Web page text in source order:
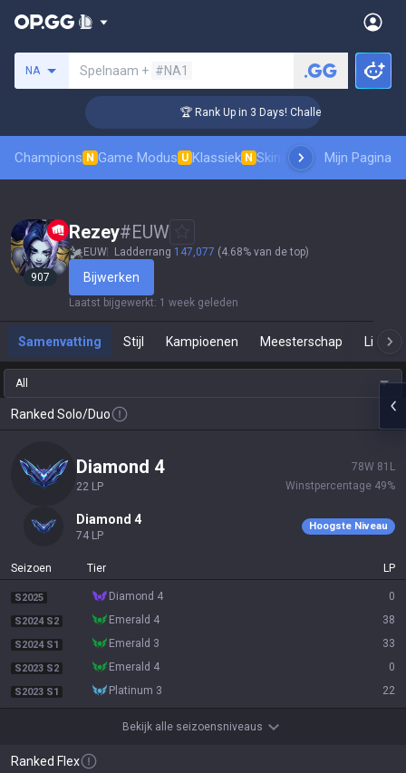
NA Spelnaam + #NA1
🏆 Rank Up in 3 Days! Challenger Coaching
Champions N Game Modus U Klassiek N SkinsranglijstMijn Pagina
907
Rezey#EUW
EUW Ladderrang 147,077 (4.68% van de top)
Bijwerken
Laatst bijgewerkt: 1 week geleden
Samenvatting Stijl Kampioenen Meesterschap Live
All
Ranked Solo/Duo
diamond 4
22 LP
78W 81 L
Winstpercentage 49%
diamond 4
74 LP
Hoogste Niveau
Seizoen Tier LP
S2025 diamond 4 0
S2024 S2 emerald 4 38
S2024 S1 emerald 3 33
S2023 S2 emerald 4 0
S2023 S1 platinum 3 22
Bekijk alle seizoensniveaus
Ranked Flex